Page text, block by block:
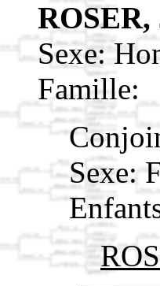
Sexe:
Famille:
Sexe: